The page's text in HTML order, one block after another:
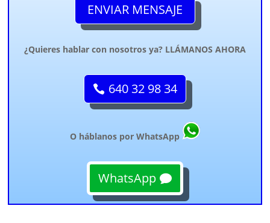
ENVIAR MENSAJE
¿Quieres hablar con nosotros ya? LLÁMANOS AHORA
640 32 98 34
O háblanos por WhatsApp
WhatsApp